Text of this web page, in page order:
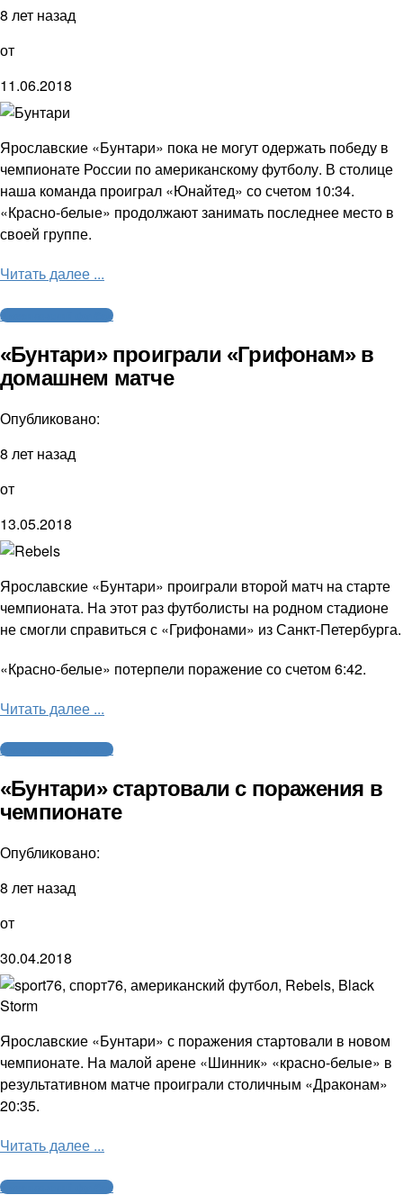
8 лет назад
от
11.06.2018
Ярославские «Бунтари» пока не могут одержать победу в
чемпионате России по американскому футболу. В столице
наша команда проиграл «Юнайтед» со счетом 10:34.
«Красно-белые» продолжают занимать последнее место в
своей группе.
Читать далее ...
Американский футбол
«Бунтари» проиграли «Грифонам» в
домашнем матче
Опубликовано:
8 лет назад
от
13.05.2018
Ярославские «Бунтари» проиграли второй матч на старте
чемпионата. На этот раз футболисты на родном стадионе
не смогли справиться с «Грифонами» из Санкт-Петербурга.
«Красно-белые» потерпели поражение со счетом 6:42.
Читать далее ...
Американский футбол
«Бунтари» стартовали с поражения в
чемпионате
Опубликовано:
8 лет назад
от
30.04.2018
Ярославские «Бунтари» с поражения стартовали в новом
чемпионате. На малой арене «Шинник» «красно-белые» в
результативном матче проиграли столичным «Драконам»
20:35.
Читать далее ...
Американский футбол